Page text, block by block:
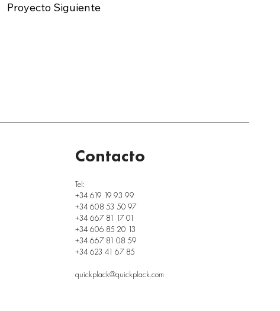
Proyecto Siguiente
Tel:
+34 619 19 93 99
+34 608 53 50 97
+34 667 81 17 01
+34 606 85 20 13
+34 667 81 08 59
+34 623 41 67 85
quickplack@quickplack.com
Contacto